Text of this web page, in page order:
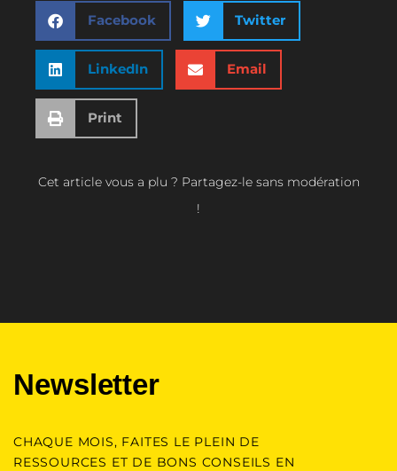
Facebook Twitter
LinkedIn Email
Print
Cet article vous a plu ? Partagez-le sans modération
!
Newsletter
CHAQUE MOIS, FAITES LE PLEIN DE
RESSOURCES ET DE BONS CONSEILS EN